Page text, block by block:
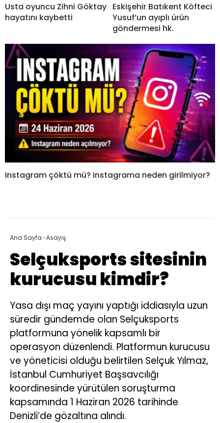
Usta oyuncu Zihni Göktay
hayatını kaybetti
Eskişehir Batıkent Köfteci
Yusuf’un ayıplı ürün
göndermesi hk.
Instagram çöktü mü? Instagrama neden girilmiyor?
Ana Sayfa ›Asayiş
Selçuksports sitesinin
kurucusu kimdir?
Yasa dışı maç yayını yaptığı iddiasıyla uzun
süredir gündemde olan Selçuksports
platformuna yönelik kapsamlı bir
operasyon düzenlendi. Platformun kurucusu
ve yöneticisi olduğu belirtilen Selçuk Yılmaz,
İstanbul Cumhuriyet Başsavcılığı
koordinesinde yürütülen soruşturma
kapsamında 1 Haziran 2026 tarihinde
Denizli’de gözaltına alındı.